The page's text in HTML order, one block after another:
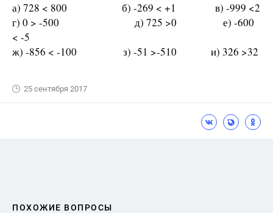
а) 728 < 800 б) -269 < +1 в) -999 <2
г) 0 > -500 д) 725 >0 е) -600
< -5
ж) -856 < -100 з) -51 >-510 и) 326 >32
25 сентября 2017
ПОХОЖИЕ ВОПРОСЫ